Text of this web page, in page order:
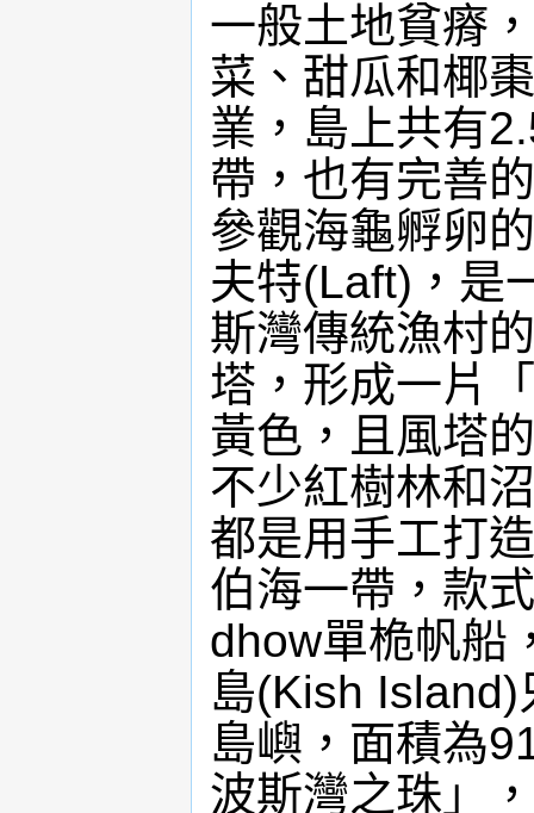
一般土地貧瘠
菜、甜瓜和椰
業，島上共有
帶，也有完善
參觀海龜孵卵
夫特(Laft)，是
斯灣傳統漁村
塔，形成一片
黃色，且風塔
不少紅樹林和
都是用手工打
伯海一帶，款
dhow單桅帆船
島(Kish
島嶼，面積為
波斯灣之珠」